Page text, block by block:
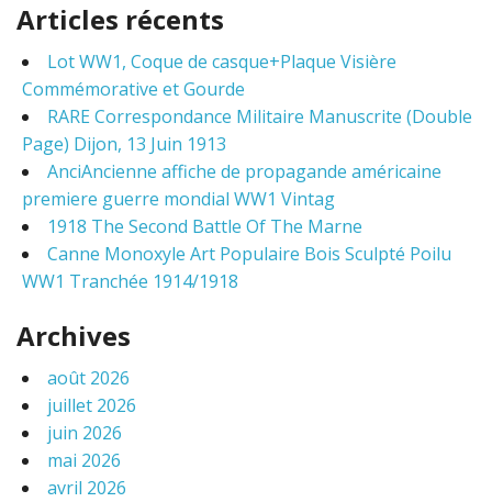
r
h
o
Articles récents
Lot WW1, Coque de casque+Plaque Visière
Commémorative et Gourde
RARE Correspondance Militaire Manuscrite (Double
Page) Dijon, 13 Juin 1913
AnciAncienne affiche de propagande américaine
premiere guerre mondial WW1 Vintag
1918 The Second Battle Of The Marne
Canne Monoxyle Art Populaire Bois Sculpté Poilu
WW1 Tranchée 1914/1918
Archives
août 2026
juillet 2026
juin 2026
mai 2026
avril 2026